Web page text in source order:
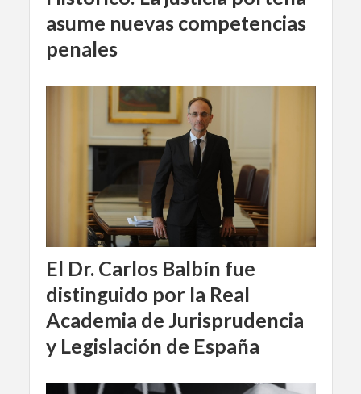
asume nuevas competencias
penales
El Dr. Carlos Balbín fue
distinguido por la Real
Academia de Jurisprudencia
y Legislación de España